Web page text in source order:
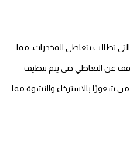
تطالب بتعاطي المخدرات، مما
عن التعاطي حتى يتم تنظيف
شعورًا بالاسترخاء والنشوة مما